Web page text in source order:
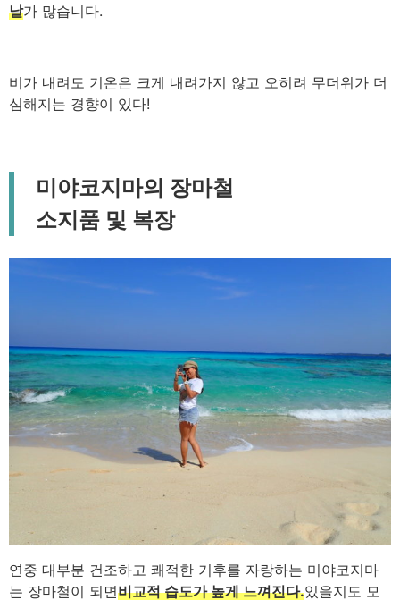
날가 많습니다.
비가 내려도 기온은 크게 내려가지 않고 오히려 무더위가 더
심해지는 경향이 있다!
미야코지마의 장마철
소지품 및 복장
연중 대부분 건조하고 쾌적한 기후를 자랑하는 미야코지마
는 장마철이 되면비교적 습도가 높게 느껴진다.있을지도 모